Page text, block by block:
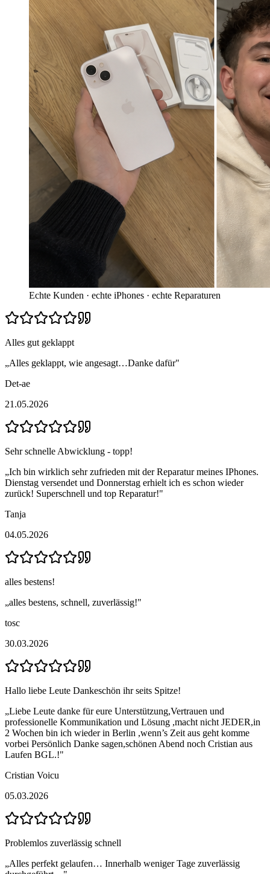
Echte Kunden · echte iPhones · echte Reparaturen
Alles gut geklappt
„Alles geklappt, wie angesagt…Danke dafür"
Det-ae
21.05.2026
Sehr schnelle Abwicklung - topp!
„Ich bin wirklich sehr zufrieden mit der Reparatur meines IPhones.
Dienstag versendet und Donnerstag erhielt ich es schon wieder
zurück! Superschnell und top Reparatur!"
Tanja
04.05.2026
alles bestens!
„alles bestens, schnell, zuverlässig!"
tosc
30.03.2026
Hallo liebe Leute Dankeschön ihr seits Spitze!
„Liebe Leute danke für eure Unterstützung,Vertrauen und
professionelle Kommunikation und Lösung ,macht nicht JEDER,in
2 Wochen bin ich wieder in Berlin ,wenn’s Zeit aus geht komme
vorbei Persönlich Danke sagen,schönen Abend noch Cristian aus
Laufen BGL.!"
Cristian Voicu
05.03.2026
Problemlos zuverlässig schnell
„Alles perfekt gelaufen… Innerhalb weniger Tage zuverlässig